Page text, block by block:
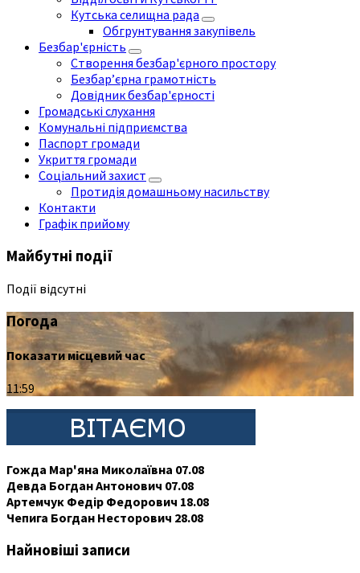
Кутська селищна рада
Обгрунтування закупівель
Безбар'єрність
Створення безбар'єрного простору
Безбар’єрна грамотність
Довідник безбар'єрності
Громадські слухання
Комунальні підприємства
Паспорт громади
Укриття громади
Соціальний захист
Протидія домашньому насильству
Контакти
Графік прийому
Майбутні події
Події відсутні
Погода
Показати місцевий час
11:59
Гожда Мар'яна Миколаївна 07.08
Девда Богдан Антонович 07.08
Артемчук Федір Федорович 18.08
Чепига Богдан Несторович 28.08
Найновіші записи